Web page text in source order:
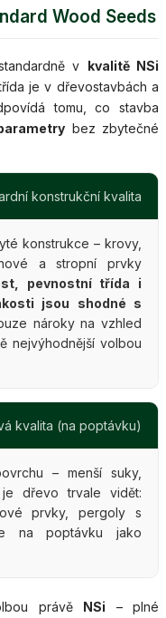
Wood Seeds
v kvalitě NSi
je v dřevostavbách a
tomu, co stavba
bez zbytečné
konstrukční kvalita
konstrukce – krovy,
a stropní prvky
pevnostní třída i
jsou shodné s
nároky na vzhled
nejvýhodnější volbou
kvalita (na poptávku)
– menší suky,
dřevo trvale vidět:
prvky, pergoly s
na poptávku jako
právě NSi – plné